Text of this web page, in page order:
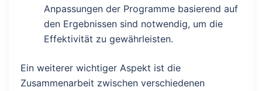
Anpassungen der Programme basierend auf
den Ergebnissen sind notwendig, um die
Effektivität zu gewährleisten.
Ein weiterer wichtiger Aspekt ist die
Zusammenarbeit zwischen verschiedenen